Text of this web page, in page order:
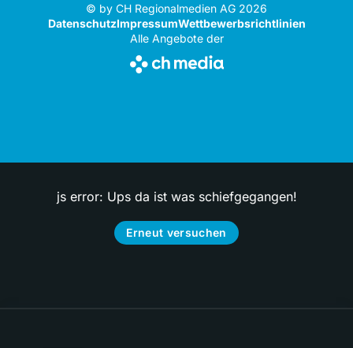
© by CH Regionalmedien AG 2026
DatenschutzImpressumWettbewerbsrichtlinien
Alle Angebote der
js error: Ups da ist was schiefgegangen!
Erneut versuchen